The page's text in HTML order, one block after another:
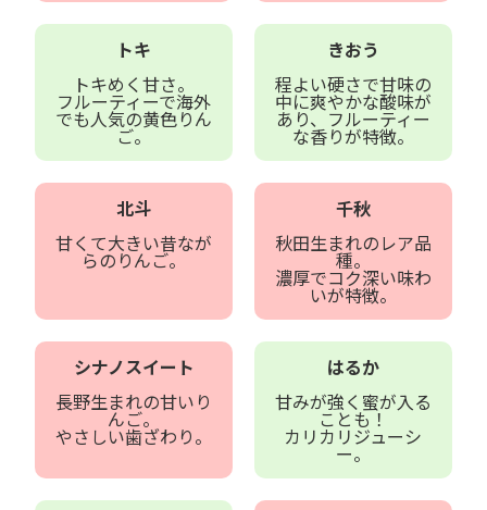
トキ
トキめく甘さ。
フルーティーで海外
でも人気の黄色りん
ご。
きおう
程よい硬さで甘味の
中に爽やかな酸味が
あり、フルーティー
な香りが特徴。
北斗
甘くて大きい昔なが
らのりんご。
千秋
秋田生まれのレア品
種。
濃厚でコク深い味わ
いが特徴。
シナノスイート
長野生まれの甘いり
んご。
やさしい歯ざわり。
はるか
甘みが強く蜜が入る
ことも！
カリカリジューシ
ー。